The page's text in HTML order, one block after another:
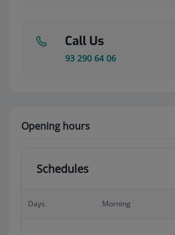
Call Us
93 290 64 06
Opening hours
Schedules
Days Morning